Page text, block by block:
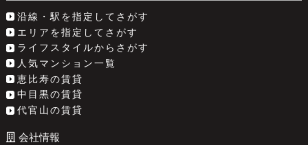
沿線・駅を指定してさがす
エリアを指定してさがす
ライフスタイルからさがす
人気マンション一覧
恵比寿の賃貸
中目黒の賃貸
代官山の賃貸
会社情報